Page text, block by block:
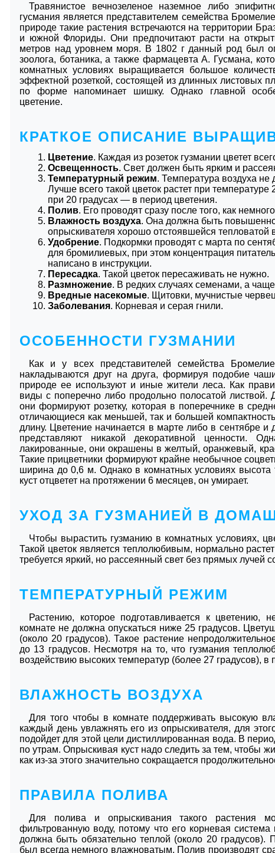
Травянистое вечнозеленое наземное либо
гусмания является представителем семейства
природе такие растения встречаются на территории
и южной Флориды. Они предпочитают расти на
метров над уровнем моря. В 1802 г данный род был
зоолога, ботаника, а также фармацевта А. Гусмана,
комнатных условиях выращивается большое
эффектной розеткой, состоящей из длинных листовых
по форме напоминает шишку. Однако главной
цветение.
КРАТКОЕ ОПИСАНИЕ
Цветение. Каждая из розеток гузмании цветет
Освещенность. Свет должен быть ярким и
Температурный режим. Температура воздуха
Лучше всего такой цветок растет при
при 20 градусах ― в период цветения.
Полив. Его проводят сразу после того, как
Влажность воздуха. Она должна быть
опрыскивателя хорошо отстоявшейся тепловатой
Удобрение. Подкормки проводят с марта по
для бромилиевых, при этом концентрация
написано в инструкции.
Пересадка. Такой цветок пересаживать не нужно.
Размножение. В редких случаях семенами, а
Вредные насекомые. Щитовки, мучнистые
Заболевания. Корневая и серая гнили.
ОСОБЕННОСТИ ГУЗМАНИИ
Как и у всех представителей семейства
накладываются друг на друга, формируя подобие
природе ее используют и иные жители леса. Как
виды с поперечно либо продольно полосатой
они формируют розетку, которая в поперечнике в
отличающиеся как меньшей, так и большей
длину. Цветение начинается в марте либо в сентябре
представляют никакой декоративной ценности.
лакированные, они окрашены в желтый, оранжевый,
Такие прицветники формируют крайне необычное
ширина до 0,6 м. Однако в комнатных условиях высота
куст отцветет на протяжении 6 месяцев, он умирает.
УХОД ЗА ГУЗМАНИЕЙ В
Чтобы вырастить гузманию в комнатных условиях,
Такой цветок является теплолюбивым, нормально
требуется яркий, но рассеянный свет без прямых лучей
ТЕМПЕРАТУРНЫЙ РЕЖИМ
Растению, которое подготавливается к цветению,
комнате не должна опускаться ниже 25 градусов.
(около 20 градусов). Такое растение
до 13 градусов. Несмотря на то, что гузмания
воздействию высоких температур (более 27 градусов), в
ВЛАЖНОСТЬ ВОЗДУХА
Для того чтобы в комнате поддерживать высокую
каждый день увлажнять его из опрыскивателя, для
подойдет для этой цели дистиллированная вода. В
по утрам. Опрыскивая куст надо следить за тем, чтобы
как из-за этого значительно сокращается
ПРАВИЛА ПОЛИВА
Для полива и опрыскивания такого растения
фильтрованную воду, потому что его корневая
должна быть обязательно теплой (около 20 градусов).
был всегда немного влажноватым. Полив производят